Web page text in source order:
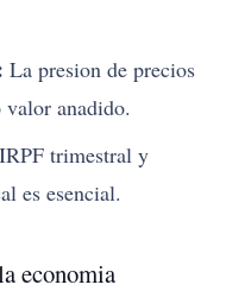
La presion de precios
anadido.
trimestral y
es esencial.
economia